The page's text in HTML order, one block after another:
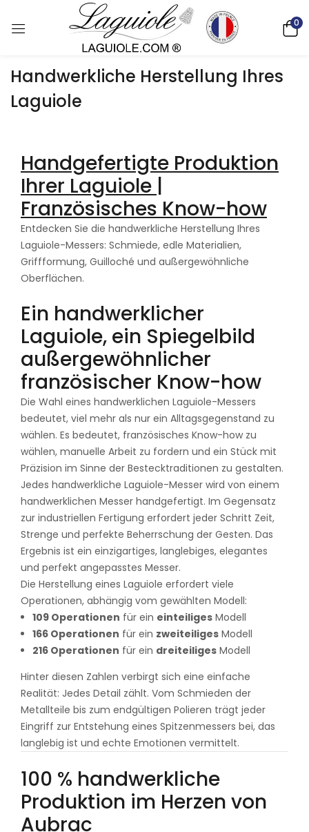
Deutsch)
0
Handwerkliche Herstellung Ihres
Laguiole
Handgefertigte Produktion
Ihrer Laguiole |
Französisches Know-how
Entdecken Sie die handwerkliche Herstellung Ihres
Laguiole-Messers: Schmiede, edle Materialien,
Griffformung, Guilloché und außergewöhnliche
Oberflächen.
Ein handwerklicher
Laguiole, ein Spiegelbild
außergewöhnlicher
französischer Know-how
Die Wahl eines handwerklichen Laguiole-Messers
bedeutet, viel mehr als nur ein Alltagsgegenstand zu
wählen. Es bedeutet, französisches Know-how zu
wählen, manuelle Arbeit zu fordern und ein Stück mit
Präzision im Sinne der Bestecktraditionen zu gestalten.
Jedes handwerkliche Laguiole-Messer wird von einem
handwerklichen Messer handgefertigt. Im Gegensatz
zur industriellen Fertigung erfordert jeder Schritt Zeit,
Strenge und perfekte Beherrschung der Gesten. Das
Ergebnis ist ein einzigartiges, langlebiges, elegantes
und perfekt angepasstes Messer.
Die Herstellung eines Laguiole erfordert viele
Operationen, abhängig vom gewählten Modell:
109 Operationen für ein einteiliges Modell
166 Operationen für ein zweiteiliges Modell
216 Operationen für ein dreiteiliges Modell
Hinter diesen Zahlen verbirgt sich eine einfache
Realität: Jedes Detail zählt. Vom Schmieden der
Metallteile bis zum endgültigen Polieren trägt jeder
Eingriff zur Entstehung eines Spitzenmessers bei, das
langlebig ist und echte Emotionen vermittelt.
100 % handwerkliche
Produktion im Herzen von
Aubrac